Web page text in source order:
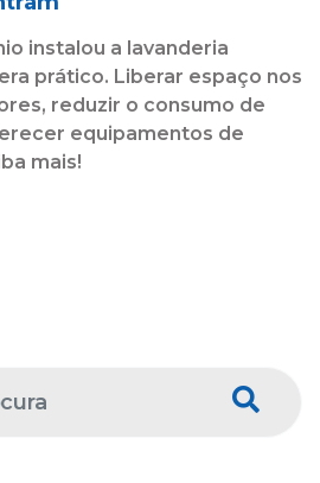
instalou a lavanderia
prático. Liberar espaço nos
reduzir o consumo de
equipamentos de
mais!